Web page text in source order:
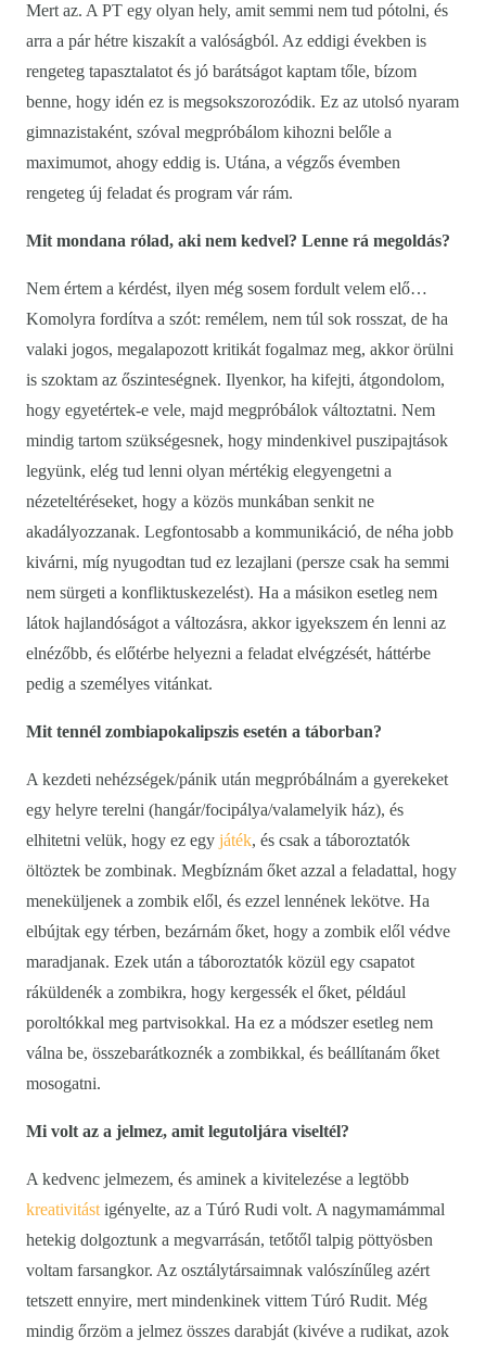
Mert az. A PT egy olyan hely, amit semmi nem tud pótolni, és
arra a pár hétre kiszakít a valóságból. Az eddigi években is
rengeteg tapasztalatot és jó barátságot kaptam tőle, bízom
benne, hogy idén ez is megsokszorozódik. Ez az utolsó nyaram
gimnazistaként, szóval megpróbálom kihozni belőle a
maximumot, ahogy eddig is. Utána, a végzős évemben
rengeteg új feladat és program vár rám.
Mit mondana rólad, aki nem kedvel? Lenne rá megoldás?
Nem értem a kérdést, ilyen még sosem fordult velem elő…
Komolyra fordítva a szót: remélem, nem túl sok rosszat, de ha
valaki jogos, megalapozott kritikát fogalmaz meg, akkor örülni
is szoktam az őszinteségnek. Ilyenkor, ha kifejti, átgondolom,
hogy egyetértek-e vele, majd megpróbálok változtatni. Nem
mindig tartom szükségesnek, hogy mindenkivel puszipajtások
legyünk, elég tud lenni olyan mértékig elegyengetni a
nézeteltéréseket, hogy a közös munkában senkit ne
akadályozzanak. Legfontosabb a kommunikáció, de néha jobb
kivárni, míg nyugodtan tud ez lezajlani (persze csak ha semmi
nem sürgeti a konfliktuskezelést). Ha a másikon esetleg nem
látok hajlandóságot a változásra, akkor igyekszem én lenni az
elnézőbb, és előtérbe helyezni a feladat elvégzését, háttérbe
pedig a személyes vitánkat.
Mit tennél zombiapokalipszis esetén a táborban?
A kezdeti nehézségek/pánik után megpróbálnám a gyerekeket
egy helyre terelni (hangár/focipálya/valamelyik ház), és
elhitetni velük, hogy ez egy játék, és csak a táboroztatók
öltöztek be zombinak. Megbíznám őket azzal a feladattal, hogy
meneküljenek a zombik elől, és ezzel lennének lekötve. Ha
elbújtak egy térben, bezárnám őket, hogy a zombik elől védve
maradjanak. Ezek után a táboroztatók közül egy csapatot
ráküldenék a zombikra, hogy kergessék el őket, például
poroltókkal meg partvisokkal. Ha ez a módszer esetleg nem
válna be, összebarátkoznék a zombikkal, és beállítanám őket
mosogatni.
Mi volt az a jelmez, amit legutoljára viseltél?
A kedvenc jelmezem, és aminek a kivitelezése a legtöbb
kreativitástigényelte, az a Túró Rudi volt. A nagymamámmal
hetekig dolgoztunk a megvarrásán, tetőtől talpig pöttyösben
voltam farsangkor. Az osztálytársaimnak valószínűleg azért
tetszett ennyire, mert mindenkinek vittem Túró Rudit. Még
mindig őrzöm a jelmez összes darabját (kivéve a rudikat, azok